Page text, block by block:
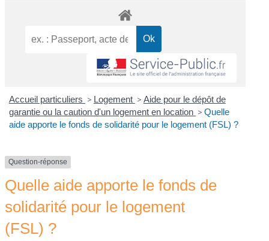
Accueil particuliers > Logement > Aide pour le dépôt de
garantie ou la caution d'un logement en location > Quelle
aide apporte le fonds de solidarité pour le logement (FSL) ?
Question-réponse
Quelle aide apporte le fonds de
solidarité pour le logement
(FSL) ?